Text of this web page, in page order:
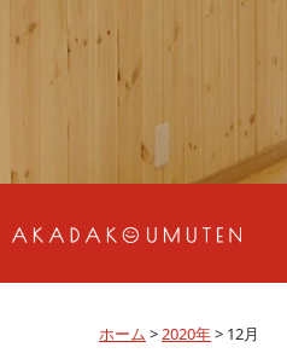
ホーム >2020年> 12月